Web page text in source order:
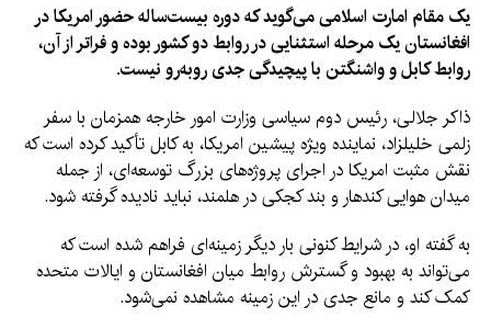
یک مقام امارت اسلامی می‌گوید که دوره بیست‌ساله حضور امریکا در
افغانستان یک مرحله استثنایی در روابط دو کشور بوده و فراتر از آن،
روابط کابل و واشنگتن با پیچیدگی جدی روبه‌رو نیست.
ذاکر جلالی، رئیس دوم سیاسی وزارت امور خارجه همزمان با سفر
زلمی خلیلزاد، نماینده ویژه پیشین امریکا، به کابل تأکید کرده است که
نقش مثبت امریکا در اجرای پروژه‌های بزرگ توسعه‌ای، از جمله
میدان هوایی کندهار و بند کجکی در هلمند، نباید نادیده گرفته شود.
به گفته او، در شرایط کنونی بار دیگر زمینه‌ای فراهم شده است که
می‌تواند به بهبود و گسترش روابط میان افغانستان و ایالات متحده
کمک کند و مانع جدی در این زمینه مشاهده نمی‌شود.